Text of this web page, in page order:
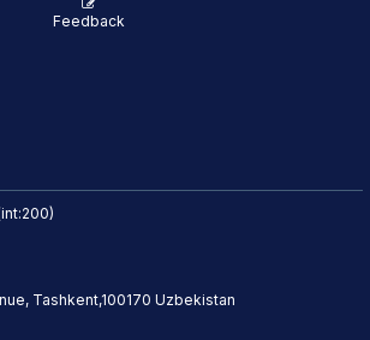
Feedback
Tashkent,100170 Uzbekistan